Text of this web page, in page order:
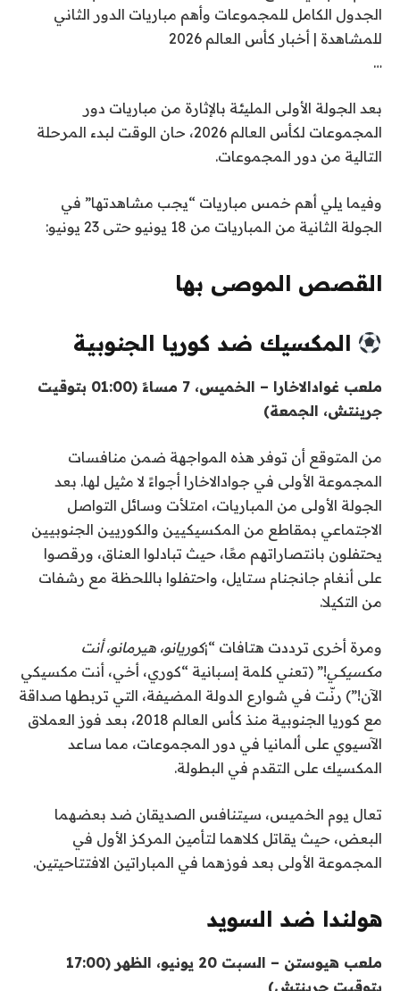
الجدول الكامل للمجموعات وأهم مباريات الدور الثاني
للمشاهدة | أخبار كأس العالم 2026
…
بعد الجولة الأولى المليئة بالإثارة من مباريات دور
المجموعات لكأس العالم 2026، حان الوقت لبدء المرحلة
التالية من دور المجموعات.
وفيما يلي أهم خمس مباريات “يجب مشاهدتها” في
الجولة الثانية من المباريات من 18 يونيو حتى 23 يونيو:
القصص الموصى بها
ا
ة
ا
ه
ة
م
المكسيك ضد كوريا الجنوبية
ملعب غوادالاخارا – الخميس، 7 مساءً (01:00 بتوقيت
جرينتش، الجمعة)
من المتوقع أن توفر هذه المواجهة ضمن منافسات
المجموعة الأولى في جوادالاخارا أجواءً لا مثيل لها. بعد
الجولة الأولى من المباريات، امتلأت وسائل التواصل
الاجتماعي بمقاطع من المكسيكيين والكوريين الجنوبيين
يحتفلون بانتصاراتهم معًا، حيث تبادلوا العناق، ورقصوا
على أنغام جانجنام ستايل، واحتفلوا باللحظة مع رشفات
من التكيلا.
ومرة أخرى ترددت هتافات “¡كوريانو، هيرمانو، أنت
مكسيكي!” (تعني كلمة إسبانية “كوري، أخي، أنت مكسيكي
الآن!”) رنّت في شوارع الدولة المضيفة، التي تربطها صداقة
مع كوريا الجنوبية منذ كأس العالم 2018، بعد فوز العملاق
الآسيوي على ألمانيا في دور المجموعات، مما ساعد
المكسيك على التقدم في البطولة.
تعال يوم الخميس، سيتنافس الصديقان ضد بعضهما
البعض، حيث يقاتل كلاهما لتأمين المركز الأول في
المجموعة الأولى بعد فوزهما في المباراتين الافتتاحيتين.
هولندا ضد السويد
ملعب هيوستن – السبت 20 يونيو، الظهر (17:00
بتوقيت جرينتش)